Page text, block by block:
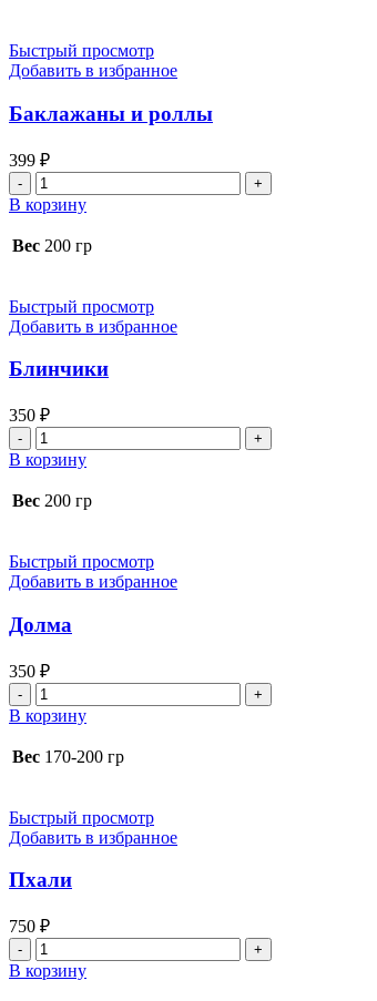
Быстрый просмотр
Добавить в избранное
Баклажаны и роллы
399 ₽
Количество
товара
Баклажаны
и
В корзину
Вес 200 гр
Быстрый просмотр
Добавить в избранное
Блинчики
350 ₽
Количество
товара
Блинчики
В корзину
Вес 200 гр
Быстрый просмотр
Добавить в избранное
Долма
350 ₽
Количество
товара
Долма
В корзину
Вес 170-200 гр
Быстрый просмотр
Добавить в избранное
Пхали
750 ₽
Количество
товара
Пхали
В корзину